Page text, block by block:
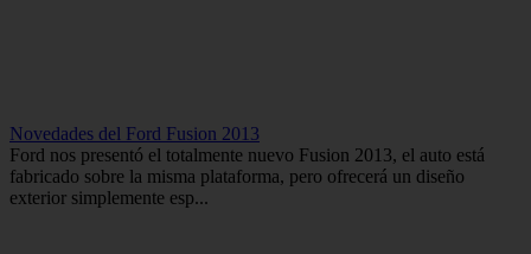
Novedades del Ford Fusion 2013
Ford nos presentó el totalmente nuevo Fusion 2013, el auto está
fabricado sobre la misma plataforma, pero ofrecerá un diseño
exterior simplemente esp...